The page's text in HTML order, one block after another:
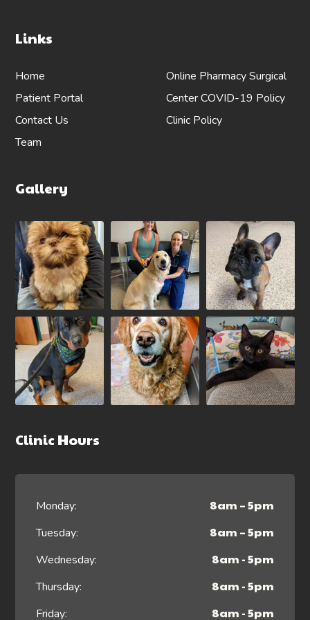
Links
Home
Patient Portal
Contact Us
Team
Online PharmacySurgical
CenterCOVID-19 Policy
Clinic Policy
Gallery
Clinic Hours
Monday: 8am – 5pm
Tuesday: 8am – 5pm
Wednesday: 8am - 5pm
Thursday: 8am - 5pm
Friday: 8am - 5pm